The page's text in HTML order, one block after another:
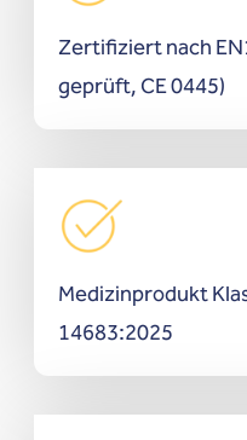
Zertifiziert nach
geprüft, CE 0445)
Medizinprodukt
14683:2025